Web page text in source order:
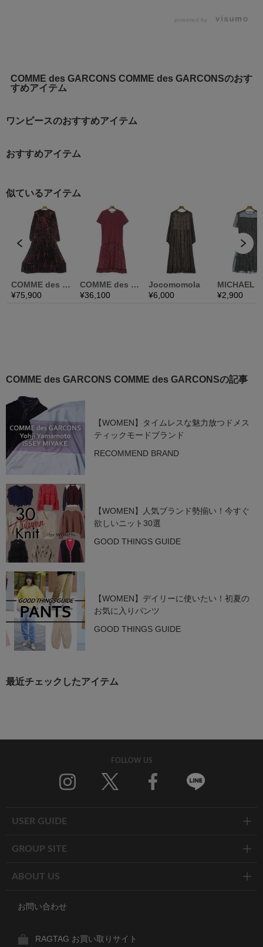
powered by
COMME des GARCONS COMME des GARCONSのおす
すめアイテム
ワンピースのおすすめアイテム
おすすめアイテム
COMME des GARCONS COMME des GARCONSの記事
【WOMEN】タイムレスな魅力放つドメス
ティックモードブランド
RECOMMEND BRAND
【WOMEN】人気ブランド勢揃い！今すぐ
欲しいニット30選
GOOD THINGS GUIDE
【WOMEN】デイリーに使いたい！初夏の
お気に入りパンツ
GOOD THINGS GUIDE
最近チェックしたアイテム
FOLLOW US
USER GUIDE
GROUP SITE
ABOUT US
お問い合わせ
RAGTAG お買い取りサイト